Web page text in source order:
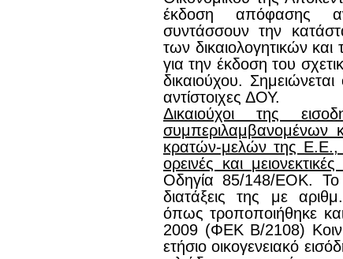
έκδοση απόφασης
συντάσσουν την
των δικαιολογητικών
για την έκδοση του
δικαιούχου.
αντίστοιχες ΔΟΥ.
Δικαιούχοι της
συμπεριλαμβανομένων
κρατών-μελών της Ε.Ε.,
ορεινές και
Οδηγία 85/148/ΕΟΚ. Το
διατάξεις της με
όπως τροποποιήθηκε
2009 (ΦΕΚ Β/2108)
ετήσιο οικογενειακό